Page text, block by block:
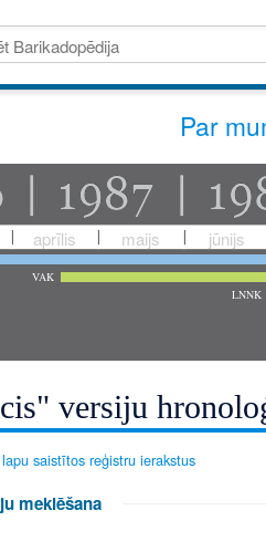
Par
aprīlis maijs jūnijs
VAK
LNNK
versiju
saistītos reģistru ierakstus
meklēšana